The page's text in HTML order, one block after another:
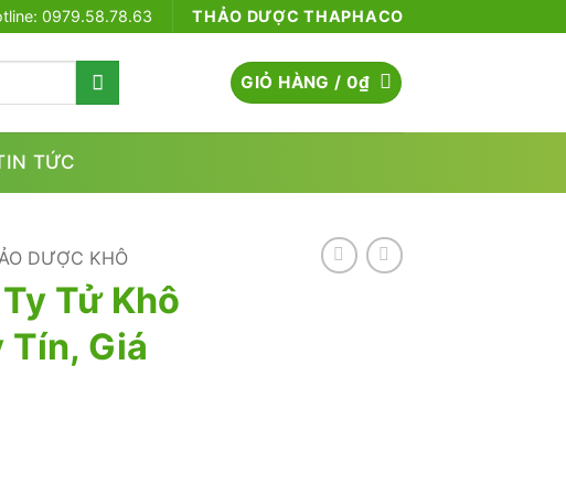
0979.58.78.63 THẢO DƯỢC THAPHACO
GIỎ HÀNG /0₫
TỨC
DƯỢC KHÔ
Tử Khô
Tín, Giá